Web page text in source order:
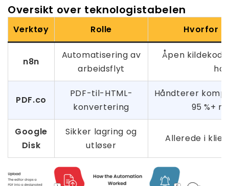
Oversikt over teknologistabelen
Verktøy Rolle Hvorfor
n8n
Automatisering av
arbeidsflyt
Åpen
PDF.co
PDF-til-HTML-
konvertering
Håndterer
95 %+
Google
Disk
Sikker lagring og
utløser
Allerede i